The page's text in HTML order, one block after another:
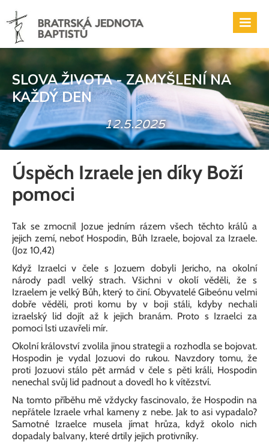
SLOVA ŽIVOTA - ZAMYŠLENÍ NA
KAŽDÝ DEN
12.5.2025
Úspěch Izraele jen díky Boží
pomoci
Tak se zmocnil Jozue jedním rázem všech těchto králů a
jejich zemí, neboť Hospodin, Bůh Izraele, bojoval za Izraele.
(Joz 10,42)
Když Izraelci v čele s Jozuem dobyli Jericho, na okolní
národy padl velký strach. Všichni v okolí věděli, že s
Izraelem je velký Bůh, který to činí. Obyvatelé Gibeónu velmi
dobře věděli, proti komu by v boji stáli, kdyby nechali
izraelský lid dojít až k jejich branám. Proto s Izraelci za
pomoci lsti uzavřeli mír.
Okolní království zvolila jinou strategii a rozhodla se bojovat.
Hospodin je vydal Jozuovi do rukou. Navzdory tomu, že
proti Jozuovi stálo pět armád v čele s pěti králi, Hospodin
nenechal svůj lid padnout a dovedl ho k vítězství.
Na tomto příběhu mě vždycky fascinovalo, že Hospodin na
nepřátele Izraele vrhal kameny z nebe. Jak to asi vypadalo?
Samotné Izraelce musela jímat hrůza, když okolo nich
dopadaly balvany, které drtily jejich protivníky.